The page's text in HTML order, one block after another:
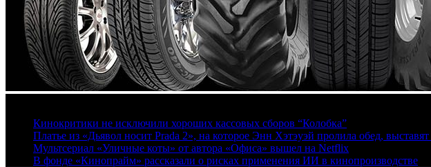
Кинокритики не исключили хороших кассовых сборов “Колобка”
Платье из «Дьявол носит Prada 2», на которое Энн Хэтэуэй пролила обед,
Мультсериал «Уличные коты» от автора «Офиса» вышел на Netflix
В фонде «Кинопрайм» рассказали о рисках применения ИИ в кинопроизводстве